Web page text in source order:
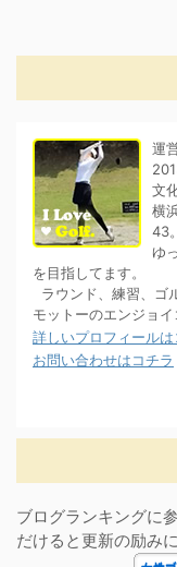
運
文
横
43。
ゆ
を目指してます。
ラウンド、練習、ゴ
モットーのエンジョイ
詳しいプロフィールは
お問い合わせはコチラ
ブログランキングに
だけると更新の励み